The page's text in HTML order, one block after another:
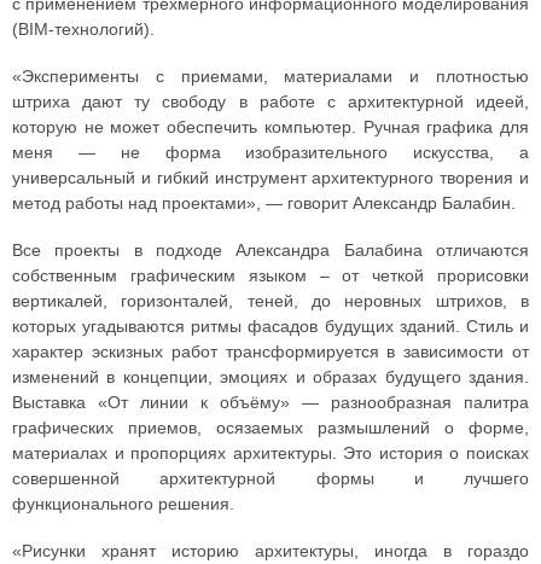
(BIM-технологий).
«Эксперименты с приемами, материалами и плотностью
штриха дают ту свободу в работе с архитектурной идеей,
которую не может обеспечить компьютер. Ручная графика для
меня — не форма изобразительного искусства, а
универсальный и гибкий инструмент архитектурного творения и
метод работы над проектами», — говорит Александр Балабин.
Все проекты в подходе Александра Балабина отличаются
собственным графическим языком – от четкой прорисовки
вертикалей, горизонталей, теней, до неровных штрихов, в
которых угадываются ритмы фасадов будущих зданий. Стиль и
характер эскизных работ трансформируется в зависимости от
изменений в концепции, эмоциях и образах будущего здания.
Выставка «От линии к объёму» — разнообразная палитра
графических приемов, осязаемых размышлений о форме,
материалах и пропорциях архитектуры. Это история о поисках
совершенной архитектурной формы и лучшего
функционального решения.
«Рисунки хранят историю архитектуры, иногда в гораздо